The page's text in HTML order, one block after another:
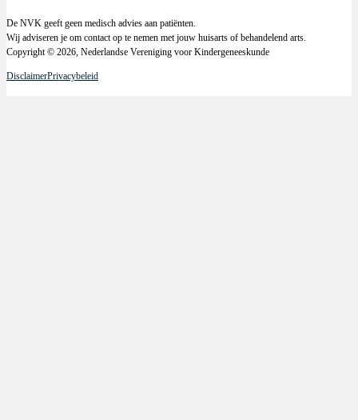
De NVK geeft geen medisch advies aan patiënten.
Wij adviseren je om contact op te nemen met jouw huisarts of behandelend arts.
Copyright © 2026, Nederlandse Vereniging voor Kindergeneeskunde
DisclaimerPrivacybeleid